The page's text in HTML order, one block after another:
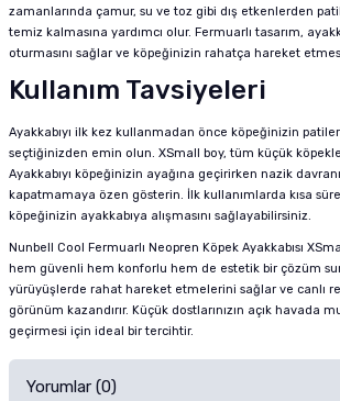
zamanlarında çamur, su ve toz gibi dış etkenlerden
temiz kalmasına yardımcı olur. Fermuarlı tasarım,
oturmasını sağlar ve köpeğinizin rahatça hareket
Kullanım Tavsiyeleri
Ayakkabıyı ilk kez kullanmadan önce köpeğinizin
seçtiğinizden emin olun. XSmall boy, tüm küçük
Ayakkabıyı köpeğinizin ayağına geçirirken nazik
kapatmamaya özen gösterin. İlk kullanımlarda kısa
köpeğinizin ayakkabıya alışmasını sağlayabilirsiniz.
Nunbell Cool Fermuarlı Neopren Köpek Ayakkabısı
hem güvenli hem konforlu hem de estetik bir çözüm
yürüyüşlerde rahat hareket etmelerini sağlar ve canlı
görünüm kazandırır. Küçük dostlarınızın açık havada
geçirmesi için ideal bir tercihtir.
Yorumlar (0)